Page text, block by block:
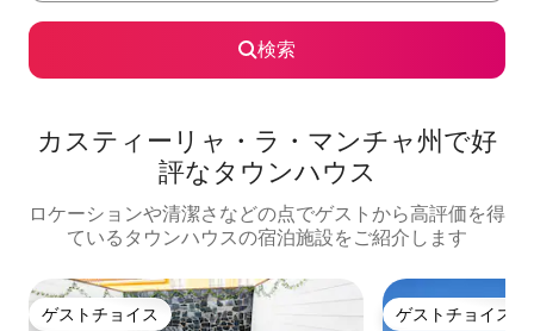
検索
カスティーリャ・ラ・マンチャ州で好
評なタウンハウス
ロケーションや清潔さなどの点でゲストから高評価を得
ているタウンハウスの宿泊施設をご紹介します
ゲストチョイス
ゲストチョイス ゲストチョイス
ゲストチョイス